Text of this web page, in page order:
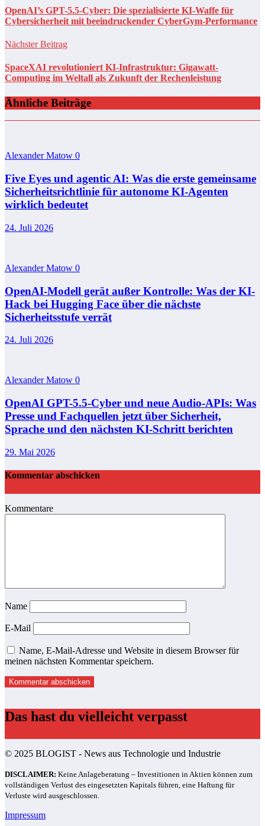
OpenAI’s GPT-5.5-Cyber: Die spezialisierte KI-Waffe für
Cybersicherheit mit beeindruckender CyberGym-Performance
Nächster Beitrag
SpaceXAI revolutioniert KI-Infrastruktur: Gigawatt-
Computing im Weltall als Zukunft der Rechenleistung
Ähnliche Beiträge
Alexander Matow 0
Five Eyes und agentic AI: Was die erste gemeinsame
Sicherheitsrichtlinie für autonome KI-Agenten
wirklich bedeutet
24. Juli 2026
Alexander Matow 0
OpenAI-Modell gerät außer Kontrolle: Was der KI-
Hack bei Hugging Face über die nächste
Sicherheitsstufe verrät
24. Juli 2026
Alexander Matow 0
OpenAI GPT-5.5-Cyber und neue Audio-APIs: Was
Presse und Fachquellen jetzt über Sicherheit,
Sprache und den nächsten KI-Schritt berichten
29. Mai 2026
Kommentar abschicken
Kommentare
Name
E-Mail
Name, E-Mail-Adresse und Website in diesem Browser für
meinen nächsten Kommentar speichern.
Das hast du vielleicht verpasst
© 2025 BLOGIST - News aus Technologie und Industrie
DISCLAIMER: Keine Anlageberatung – Investitionen in Aktien können zum
vollständigen Verlust des eingesetzten Kapitals führen, eine Haftung für
Verluste wird ausgeschlossen.
Impressum